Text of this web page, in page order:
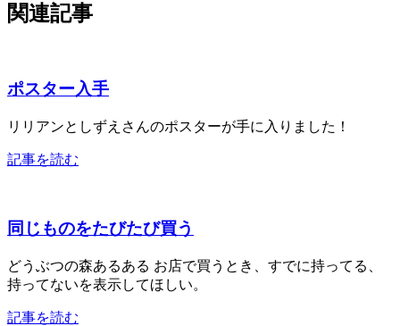
関連記事
ポスター入手
リリアンとしずえさんのポスターが手に入りました！
記事を読む
同じものをたびたび買う
どうぶつの森あるある お店で買うとき、すでに持ってる、
持ってないを表示してほしい。
記事を読む